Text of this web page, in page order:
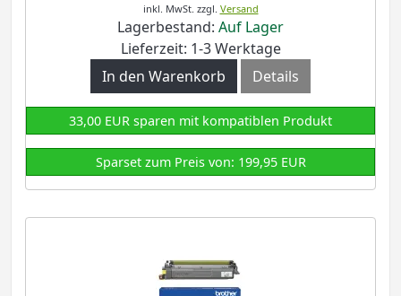
inkl. MwSt. zzgl. Versand
Lagerbestand: Auf Lager
Lieferzeit: 1-3 Werktage
In den Warenkorb
Details
33,00 EUR sparen mit kompatiblen Produkt
Sparset zum Preis von: 199,95 EUR